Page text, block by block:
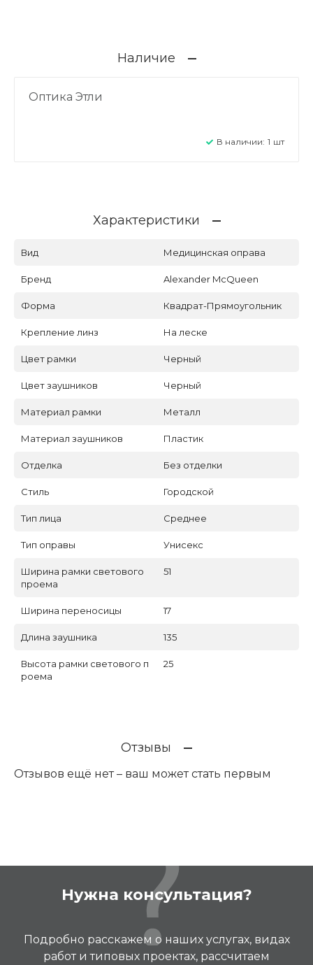
Наличие
Оптика Этли
В наличии: 1 шт
Характеристики
Вид Медицинская оправа
Бренд Alexander McQueen
Форма Квадрат-Прямоугольник
Крепление линз На леске
Цвет рамки Черный
Цвет заушников Черный
Материал рамки Металл
Материал заушников Пластик
Отделка Без отделки
Стиль Городской
Тип лица Среднее
Тип оправы Унисекс
Ширина рамки светового
проема
51
Ширина переносицы 17
Длина заушника 135
Высота рамки светового п
роема
25
Отзывы
Отзывов ещё нет – ваш может стать первым
Нужна консультация?
Подробно расскажем о наших услугах, видах
работ и типовых проектах, рассчитаем